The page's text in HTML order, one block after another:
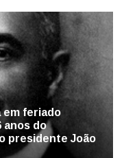
em feriado
anos do
presidente João